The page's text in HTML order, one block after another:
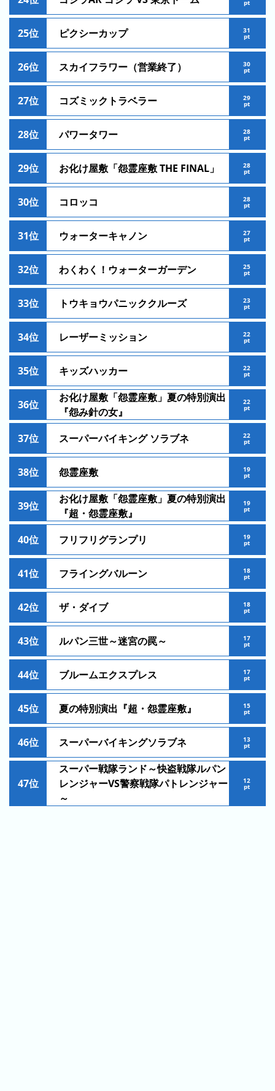
ラ
ン
キ
グ
混
ン
キ
ン
グ
今
日
ラ
ン
キ
ン
グ
昨
日
の
ラ
キ
ン
グ
今
月
の
ラ
ン
キ
ン
グ
先
月
の
ラ
ン
グ
今
の
ラ
ン
キ
ン
グ
去
年
ラ
pt
25位 ピクシーカップ 31
pt
26位 スカイフラワー（営業終了） 30
pt
27位 コズミックトラベラー 29
pt
28位 パワータワー 28
pt
29位 お化け屋敷「怨霊座敷 THE FINAL」 28
pt
30位 コロッコ 28
pt
31位 ウォーターキャノン 27
pt
32位 わくわく！ウォーターガーデン 25
pt
33位 トウキョウパニッククルーズ 23
pt
34位 レーザーミッション 22
pt
35位 キッズハッカー 22
pt
36位
お化け屋敷「怨霊座敷」夏の特別演出
『怨み針の女』
22
pt
37位 スーパーバイキング ソラブネ 22
pt
38位 怨霊座敷 19
pt
39位
お化け屋敷「怨霊座敷」夏の特別演出
『超・怨霊座敷』
19
pt
40位 フリフリグランプリ 19
pt
41位 フライングバルーン 18
pt
42位 ザ・ダイブ 18
pt
43位 ルパン三世～迷宮の罠～ 17
pt
44位 ブルームエクスプレス 17
pt
45位 夏の特別演出『超・怨霊座敷』 15
pt
46位 スーパーバイキングソラブネ 13
pt
47位
スーパー戦隊ランド～快盗戦隊ルパン
レンジャーVS警察戦隊パトレンジャー
～
12
pt